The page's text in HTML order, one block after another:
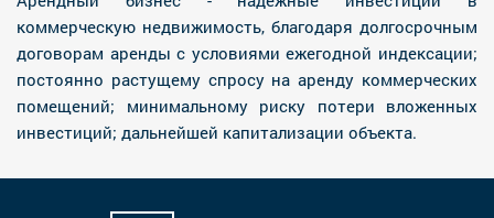
коммерческую недвижимость, благодаря долгосрочным
договорам аренды с условиями ежегодной индексации;
постоянно растущему спросу на аренду коммерческих
помещений; минимальному риску потери вложенных
инвестиций; дальнейшей капитализации объекта.